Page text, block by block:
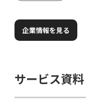
企業情報を見る
サービス資料